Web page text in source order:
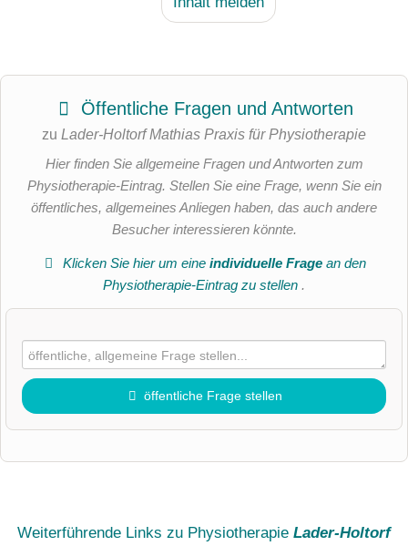
Öffentliche Fragen und Antworten
zu Lader-Holtorf Mathias Praxis für Physiotherapie
Hier finden Sie allgemeine Fragen und Antworten zum
Physiotherapie-Eintrag. Stellen Sie eine Frage, wenn Sie ein
öffentliches, allgemeines Anliegen haben, das auch andere
Besucher interessieren könnte.
Klicken Sie hier um eineindividuelle Frage an den
Physiotherapie-Eintrag zu stellen .
öffentliche Frage stellen
Weiterführende Links zu Physiotherapie Lader-Holtorf